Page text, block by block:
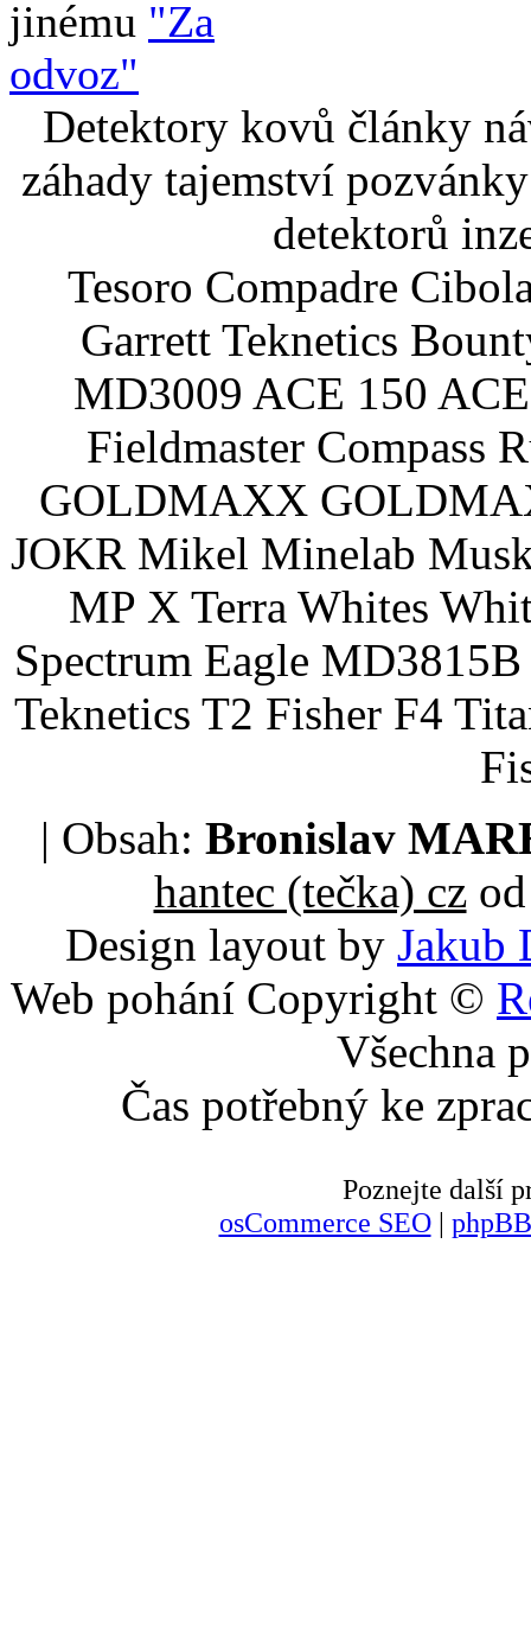
jinému "Za
odvoz"
Detektory kovů články
záhady tajemství
detektorů
Tesoro Compadre
Garrett Teknetics
MD3009 ACE 150
Fieldmaster Compass
GOLDMAXX
JOKR Mikel Minelab
MP X Terra Whites
Spectrum Eagle
Teknetics T2 Fisher F4
| Obsah: Bronislav
hantec (tečka) czod
Design layout by Jakub
Web pohání Copyright ©
Všechna
Čas potřebný ke
Poznejte další
osCommerce SEO|